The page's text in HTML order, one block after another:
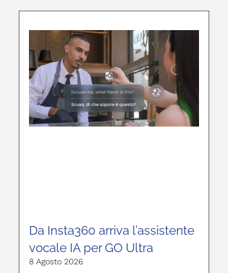
Da Insta360 arriva l’assistente
vocale IA per GO Ultra
8 Agosto 2026